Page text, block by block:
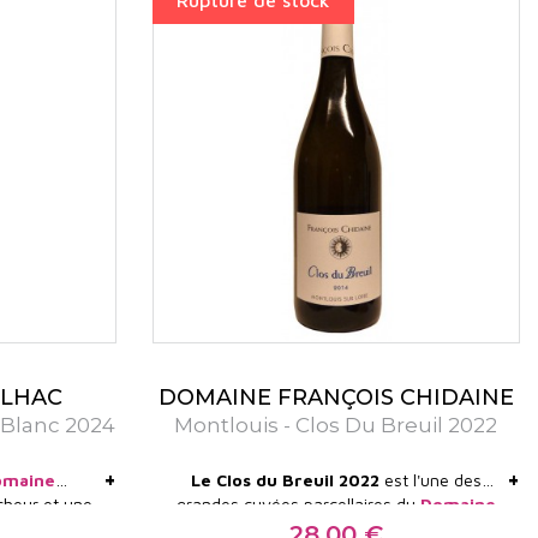
aussi sur
viandes
Très belle découverte !
2024
et une
développe
de
+
DOMAINE FRANÇOIS CHIDAINE
Montlouis - Clos Du Breuil 2022
Le Clos du Breuil 2022 est l'une des
grandes cuvées parcellaires du Domaine
François Chidaine— chenin blanc sec
+